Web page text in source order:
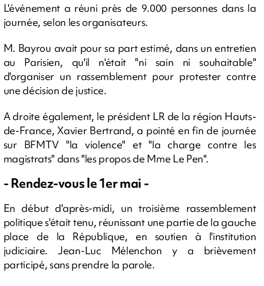
L'événement a réuni près de 9.000 personnes dans la
journée, selon les organisateurs.
M. Bayrou avait pour sa part estimé, dans un entretien
au Parisien, qu'il n'était "ni sain ni souhaitable"
d'organiser un rassemblement pour protester contre
une décision de justice.
A droite également, le président LR de la région Hauts-
de-France, Xavier Bertrand, a pointé en fin de journée
sur BFMTV "la violence" et "la charge contre les
magistrats" dans "les propos de Mme Le Pen".
- Rendez-vous le 1er mai -
En début d'après-midi, un troisième rassemblement
politique s'était tenu, réunissant une partie de la gauche
place de la République, en soutien à l'institution
judiciaire. Jean-Luc Mélenchon y a brièvement
participé, sans prendre la parole.